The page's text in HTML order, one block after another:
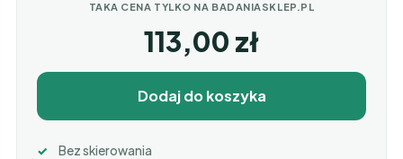
TAKA CENA TYLKO NA BADANIASKLEP.PL
113,00 zł
Dodaj do koszyka
Bez skierowania